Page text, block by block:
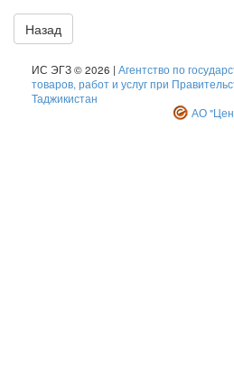
Назад
ИС ЭГЗ © 2026 | Агентство по
товаров, работ и услуг при
Таджикистан
АО